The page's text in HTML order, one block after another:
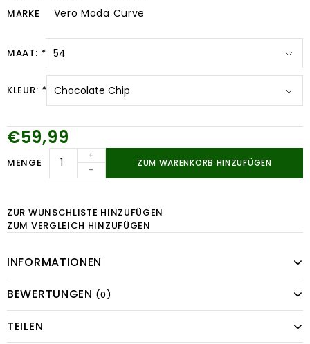
MARKE Vero Moda Curve
MAAT: *
KLEUR: *
€59,99
MENGE
+
-
ZUM WARENKORB HINZUFÜGEN
ZUR WUNSCHLISTE HINZUFÜGEN
ZUM VERGLEICH HINZUFÜGEN
INFORMATIONEN
BEWERTUNGEN (0)
TEILEN